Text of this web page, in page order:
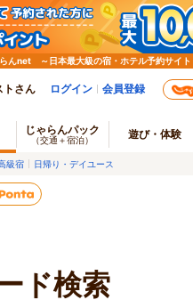
んnet ～日本最大級の宿・ホテル予約サイト
トさん ログイン 会員登録
じゃらんパック
（交通＋宿泊） 遊び・体験
級宿 日帰り・デイユース
ド検索